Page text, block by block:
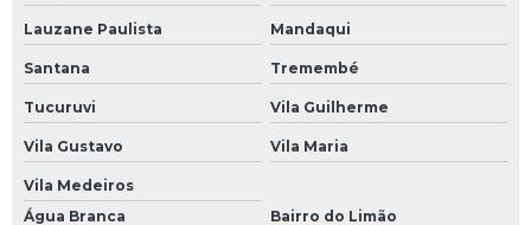
Lauzane Paulista Mandaqui
Santana Tremembé
Tucuruvi Vila Guilherme
Vila Gustavo Vila Maria
Vila Medeiros
Água Branca
Bairro do Limão